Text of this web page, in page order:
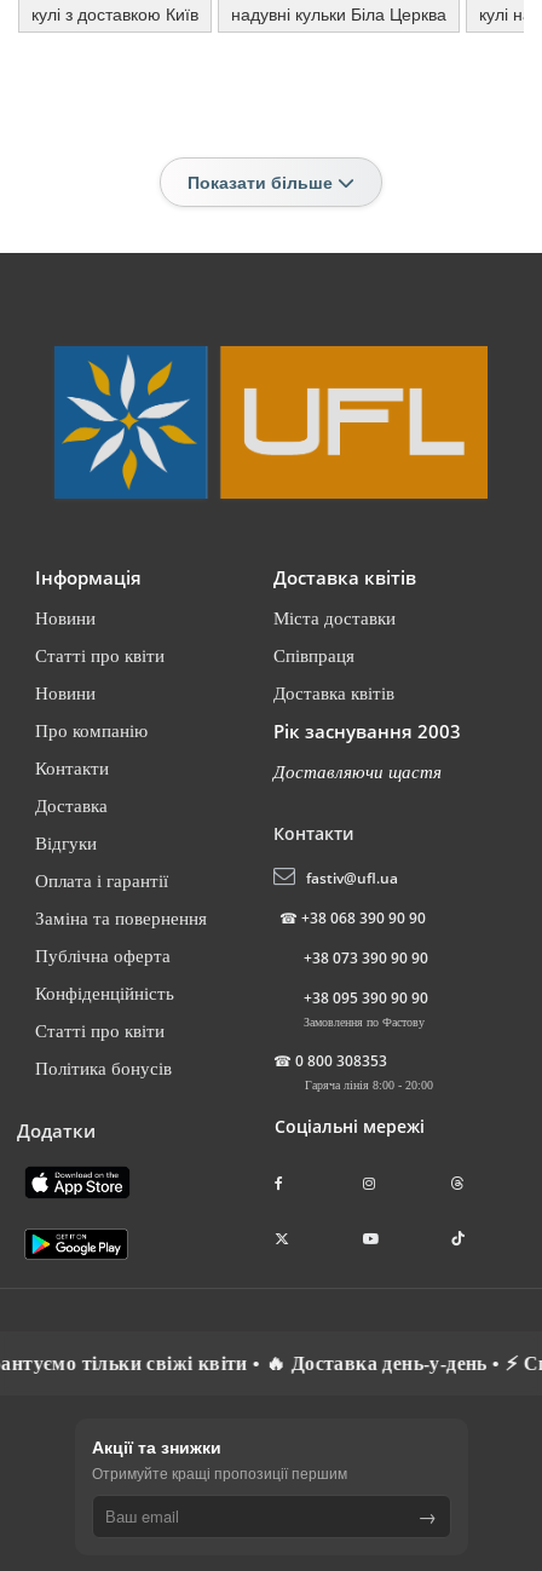
кулі з доставкою Київ надувні кульки Біла Церква кулі на
Показати більше
Інформація
Новини
Статті про квіти
Новини
Про компанію
Контакти
Доставка
Відгуки
Оплата і гарантії
Заміна та повернення
Публічна оферта
Конфіденційність
Статті про квіти
Політика бонусів
Додатки
Доставка квітів
Міста доставки
Співпраця
Доставка квітів
Рік заснування 2003
Доставляючи щастя
Контакти
fastiv@ufl.ua
☎ +38 068 390 90 90
+38 073 390 90 90
+38 095 390 90 90
Замовлення по Фастову
☎ 0 800 308353
Гаряча лінія 8:00 - 20:00
Соціальні мережі
свіжі квіти • 🔥 Доставка день-у-день • ⚡
Акції та знижки
Отримуйте кращі пропозиції першим
→